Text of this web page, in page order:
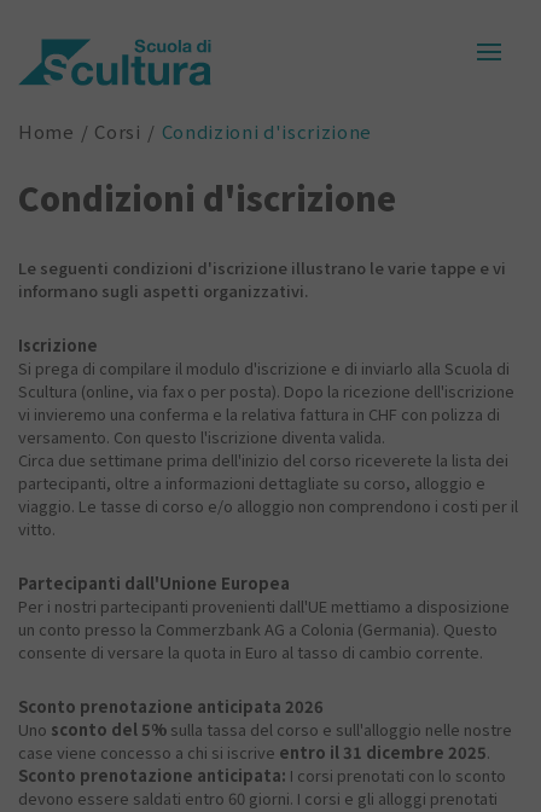
Home Corsi Condizioni d'iscrizione
Condizioni d'iscrizione
Le seguenti condizioni d'iscrizione illustrano le varie tappe e vi
informano sugli aspetti organizzativi.
Iscrizione
Si prega di compilare il modulo d'iscrizione e di inviarlo alla Scuola di
Scultura (online, via fax o per posta). Dopo la ricezione dell'iscrizione
vi invieremo una conferma e la relativa fattura in CHF con polizza di
versamento. Con questo l'iscrizione diventa valida.
Circa due settimane prima dell'inizio del corso riceverete la lista dei
partecipanti, oltre a informazioni dettagliate su corso, alloggio e
viaggio. Le tasse di corso e/o alloggio non comprendono i costi per il
vitto.
Partecipanti dall'Unione Europea
Per i nostri partecipanti provenienti dall'UE mettiamo a disposizione
un conto presso la Commerzbank AG a Colonia (Germania). Questo
consente di versare la quota in Euro al tasso di cambio corrente.
Sconto prenotazione anticipata 2026
Uno sconto del 5% sulla tassa del corso e sull'alloggio nelle nostre
case viene concesso a chi si iscrive entro il 31 dicembre 2025.
Sconto prenotazione anticipata: I corsi prenotati con lo sconto
devono essere saldati entro 60 giorni. I corsi e gli alloggi prenotati